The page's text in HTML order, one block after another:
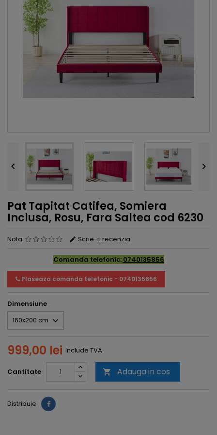
 
Pat Tapitat Catifea, Somiera
Inclusa, Rosu, Fara Saltea cod 6230
Nota Scrie-ti recenzia
Comanda telefonic: 0740135856
Plaseaza comanda telefonic - 0740135856
Dimensiune
999,00 lei Include TVA
Cantitate  Adauga in cos
Distribuie